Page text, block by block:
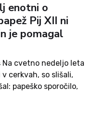
enotni o
Pij XII ni
je pomagal
cvetno nedeljo leta
v cerkvah, so slišali,
papeško sporočilo,